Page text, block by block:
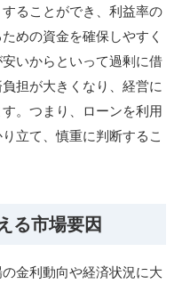
ることができ、利益率の
めの資金を確保しやすく
いからといって過剰に借
担が大きくなり、経営に
。つまり、ローンを利用
立て、慎重に判断するこ
る市場要因
金利動向や経済状況に大